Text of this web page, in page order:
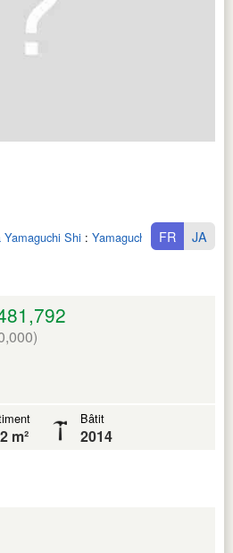
Shi : Yamaguchi Ken
FR JA
m²
Bâtit
2014